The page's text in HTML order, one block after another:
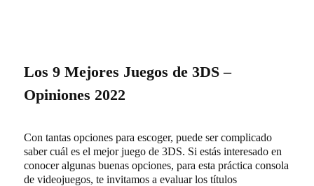
Los 9 Mejores Juegos de 3DS –
Opiniones 2022
Con tantas opciones para escoger, puede ser complicado
saber cuál es el mejor juego de 3DS. Si estás interesado en
conocer algunas buenas opciones, para esta práctica consola
de videojuegos, te invitamos a evaluar los títulos